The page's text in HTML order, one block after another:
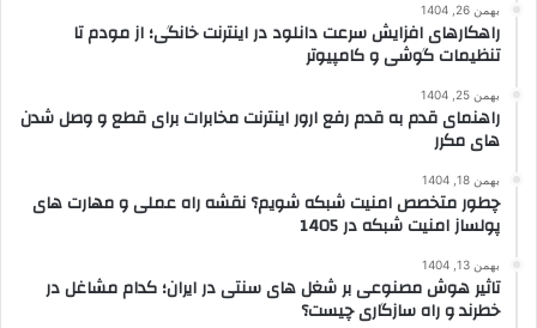
بهمن 26, 1404
راهکارهای افزایش سرعت دانلود در اینترنت خانگی؛ از مودم تا
تنظیمات گوشی و کامپیوتر
بهمن 25, 1404
راهنمای قدم به قدم رفع ارور اینترنت مخابرات برای قطع و وصل شدن
های مکرر
بهمن 18, 1404
چطور متخصص امنیت شبکه شویم؟ نقشه راه عملی و مهارت های
پولساز امنیت شبکه در 1405
بهمن 13, 1404
تاثیر هوش مصنوعی بر شغل های سنتی در ایران؛ کدام مشاغل در
خطرند و راه سازگاری چیست؟